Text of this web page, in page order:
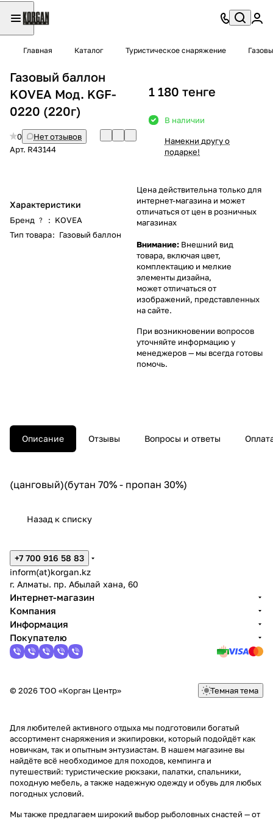
Главная Каталог Туристическое снаряжение
Газовый баллон
KOVEA Мод. KGF-
0220 (220г)
0
Нет отзывов
Арт. R43144
Характеристики
Бренд ? : KOVEA
Тип товара: Газовый баллон
1 180 тенге
В наличии
Намекни другу о
подарке!
Цена действительна только для
интернет-магазина и может
отличаться от цен в розничных
магазинах
Внимание: Внешний вид
товара, включая цвет,
комплектацию и мелкие
элементы дизайна,
может отличаться от
изображений, представленных
на сайте.
При возникновении вопросов
уточняйте информацию у
менеджеров— мы всегда готовы
помочь.
Описание Отзывы Вопросы и ответы
(цанговый)(бутан 70% - пропан 30%)
Назад к списку
+7 700 916 58 83
inform(at)korgan.kz
г. Алматы. пр. Абылай хана, 60
Интернет-магазин
Компания
Информация
Покупателю
© 2026 ТОО «Корган Центр» Темная тема
Для любителей активного отдыха мы подготовили богатый
ассортимент снаряжения и экипировки, который подойдёт как
новичкам, так и опытным энтузиастам. В нашем магазине вы
найдёте всё необходимое для походов, кемпинга и
путешествий: туристические рюкзаки, палатки, спальники,
походную мебель, а также надежную одежду и обувь для любых
погодных условий.
Мы также предлагаем широкий выбор рыболовных снастей — от